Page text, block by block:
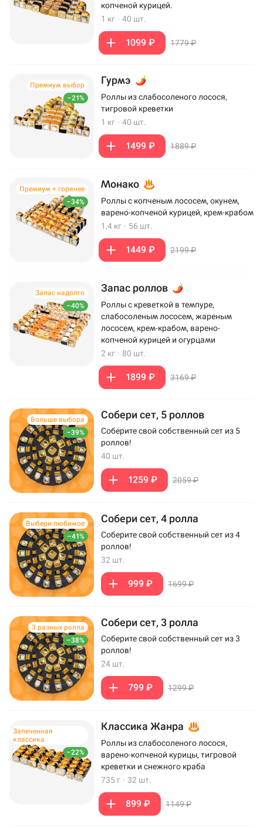
копченой курицей.
1 кг · 40 шт.
1099 ₽ 1779 ₽
–21%
Премиум выбор Гурмэ
Роллы из слабосоленого лосося,
тигровой креветки
1 кг · 40 шт.
1499 ₽ 1889 ₽
–34%
Премиум + горячее Монако
Роллы с копченым лососем, окунем,
варено-копченой курицей, крем-крабом
1,4 кг · 56 шт.
1449 ₽ 2199 ₽
–40%
Запас надолго Запас роллов
Роллы с креветкой в темпуре,
слабосоленым лососем, жареным
лососем, крем-крабом, варено-
копченой курицей и огурцами
2 кг · 80 шт.
1899 ₽ 3169 ₽
–39%
Больше выбора Собери сет, 5 роллов
Соберите свой собственный сет из 5
роллов!
40 шт.
1259 ₽ 2059 ₽
–41%
Выбери любимое Собери сет, 4 ролла
Соберите свой собственный сет из 4
роллов!
32 шт.
999 ₽ 1699 ₽
–38%
3 разных ролла Собери сет, 3 ролла
Соберите свой собственный сет из 3
роллов!
24 шт.
799 ₽ 1299 ₽
–22%
Запеченная
классика
Классика Жанра
Роллы из слабосоленого лосося,
варено-копченой курицы, тигровой
креветки и снежного краба
735 г · 32 шт.
899 ₽ 1149 ₽